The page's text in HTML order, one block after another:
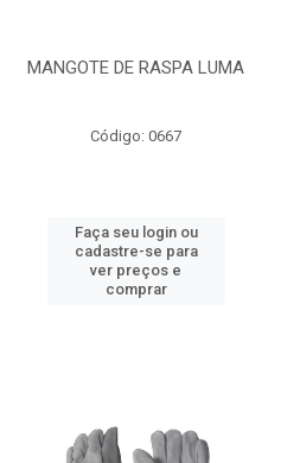
MANGOTE DE RASPA LUMA
Código: 0667
Faça seu login ou
cadastre-se para
ver preços e
comprar